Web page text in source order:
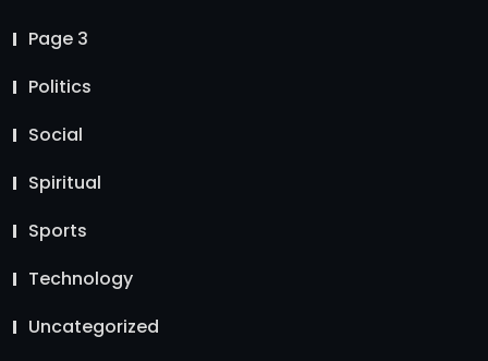
Page 3
Politics
Social
Spiritual
Sports
Technology
Uncategorized